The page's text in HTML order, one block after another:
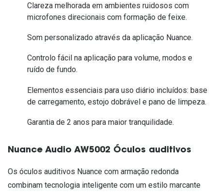
Clareza melhorada em ambientes ruidosos com
microfones direcionais com formação de feixe.
Som personalizado através da aplicação Nuance.
Controlo fácil na aplicação para volume, modos e
ruído de fundo.
Elementos essenciais para uso diário incluídos: base
de carregamento, estojo dobrável e pano de limpeza.
Garantia de 2 anos para maior tranquilidade.
Nuance Audio AW5002 Óculos auditivos
Os óculos auditivos Nuance com armação redonda
combinam tecnologia inteligente com um estilo marcante